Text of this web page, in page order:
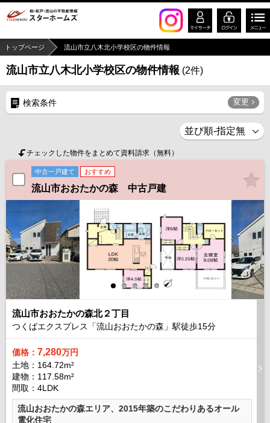
トップページ 流山市立八木北小学校区の物件情報
流山市立八木北小学校区の物件情報 (2件)
検索条件 変更
チェックした物件をまとめて資料請求（無料）
中古一戸建て おすすめ
流山市おおたかの森 中古戸建
流山市おおたかの森北２丁目
つくばエクスプレス「流山おおたかの森」駅徒歩15分
価格： 7,280万円
土地：164.72m²
建物：117.58m²
間取：4LDK
流山おおたかの森エリア、2015年築のこだわりあるオール
電化住宅